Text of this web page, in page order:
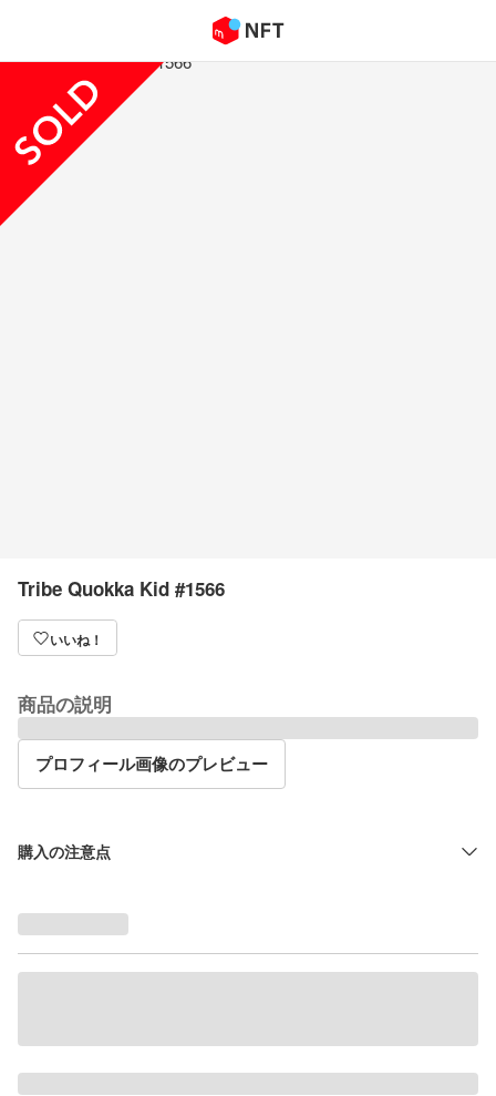
Tribe Quokka Kid #1566
いいね！
商品の説明
プロフィール画像のプレビュー
購入の注意点